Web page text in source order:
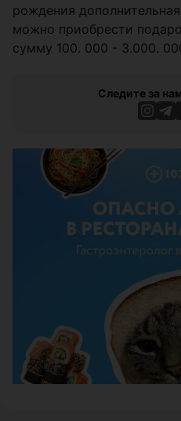
рождения
можно приобрести
сумму 100. 000 - 3.000.
Следите за